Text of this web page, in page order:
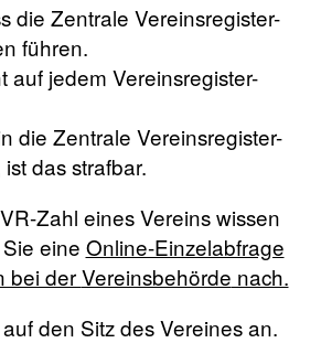
die Zentrale Vereinsregister-
führen.
auf jedem Vereinsregister-
die Zentrale Vereinsregister-
das strafbar.
Zahl eines Vereins wissen
eine Online-Einzelabfrage
bei derVereinsbehörde nach.
den Sitz des Vereines an.